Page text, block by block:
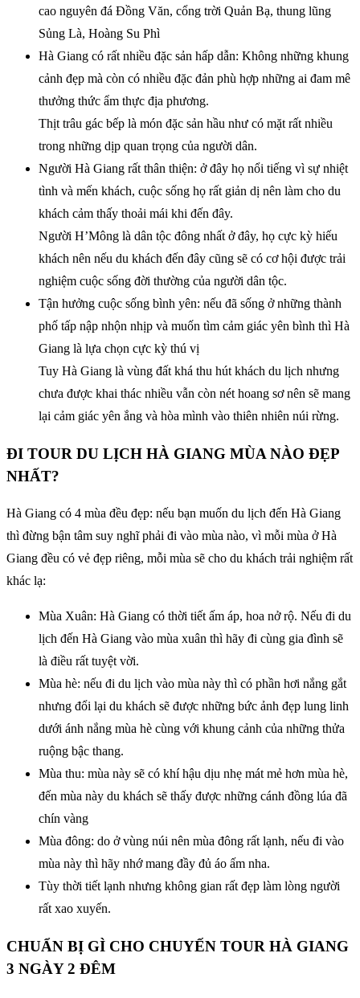
cao nguyên đá Đồng Văn, cổng trời Quản Bạ, thung lũng
Sủng Là, Hoàng Su Phì
Hà Giang có rất nhiều đặc sản hấp dẫn: Không những khung
cảnh đẹp mà còn có nhiều đặc đản phù hợp những ai đam mê
thưởng thức ẩm thực địa phương.
Thịt trâu gác bếp là món đặc sản hầu như có mặt rất nhiều
trong những dịp quan trọng của người dân.
Người Hà Giang rất thân thiện: ở đây họ nổi tiếng vì sự nhiệt
tình và mến khách, cuộc sống họ rất giản dị nên làm cho du
khách cảm thấy thoải mái khi đến đây.
Người H’Mông là dân tộc đông nhất ở đây, họ cực kỳ hiếu
khách nên nếu du khách đến đây cũng sẽ có cơ hội được trải
nghiệm cuộc sống đời thường của người dân tộc.
Tận hưởng cuộc sống bình yên: nếu đã sống ở những thành
phố tấp nập nhộn nhịp và muốn tìm cảm giác yên bình thì Hà
Giang là lựa chọn cực kỳ thú vị
Tuy Hà Giang là vùng đất khá thu hút khách du lịch nhưng
chưa được khai thác nhiều vẫn còn nét hoang sơ nên sẽ mang
lại cảm giác yên ắng và hòa mình vào thiên nhiên núi rừng.
ĐI TOUR DU LỊCH HÀ GIANG MÙA NÀO ĐẸP
NHẤT?
Hà Giang có 4 mùa đều đẹp: nếu bạn muốn du lịch đến Hà Giang
thì đừng bận tâm suy nghĩ phải đi vào mùa nào, vì mỗi mùa ở Hà
Giang đều có vẻ đẹp riêng, mỗi mùa sẽ cho du khách trải nghiệm rất
khác lạ:
Mùa Xuân: Hà Giang có thời tiết ấm áp, hoa nở rộ. Nếu đi du
lịch đến Hà Giang vào mùa xuân thì hãy đi cùng gia đình sẽ
là điều rất tuyệt vời.
Mùa hè: nếu đi du lịch vào mùa này thì có phần hơi nắng gắt
nhưng đổi lại du khách sẽ được những bức ảnh đẹp lung linh
dưới ánh nắng mùa hè cùng với khung cảnh của những thửa
ruộng bậc thang.
Mùa thu: mùa này sẽ có khí hậu dịu nhẹ mát mẻ hơn mùa hè,
đến mùa này du khách sẽ thấy được những cánh đồng lúa đã
chín vàng
Mùa đông: do ở vùng núi nên mùa đông rất lạnh, nếu đi vào
mùa này thì hãy nhớ mang đầy đủ áo ấm nha.
Tùy thời tiết lạnh nhưng không gian rất đẹp làm lòng người
rất xao xuyến.
CHUẨN BỊ GÌ CHO CHUYẾN TOUR HÀ GIANG
3 NGÀY 2 ĐÊM